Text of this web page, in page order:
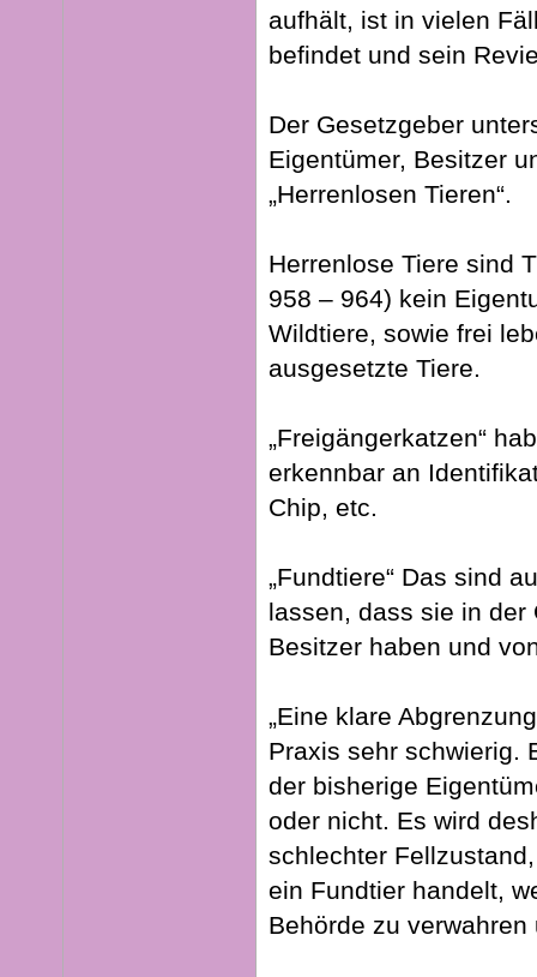
aufhält, ist in vielen
befindet und sein
Der Gesetzgeber
Eigentümer, Besitzer
„Herrenlosen Tieren“.
Herrenlose Tiere sind
958 – 964) kein
Wildtiere, sowie frei
ausgesetzte Tiere.
„Freigängerkatzen“
erkennbar an
Chip, etc.
„Fundtiere“ Das sind
lassen, dass sie in der
Besitzer haben und
„Eine klare
Praxis sehr schwierig.
der bisherige
oder nicht. Es wird
schlechter
ein Fundtier handelt,
Behörde zu verwahren